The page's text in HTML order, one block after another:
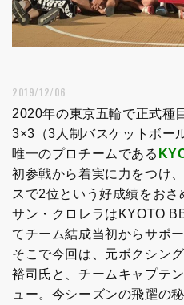
2019/12/06
2020年の東京五輪で正式種
3×3（3人制バスケットボー
唯一のプロチームである
初参戦から着実に力をつけ
スで2位という好成績をおさ
サン・クロレラはKYOTO
てチーム結成当初からサポ
そこで今回は、元ボクシン
裕司氏と、チームキャプテ
ュー。今シーズンの飛躍の